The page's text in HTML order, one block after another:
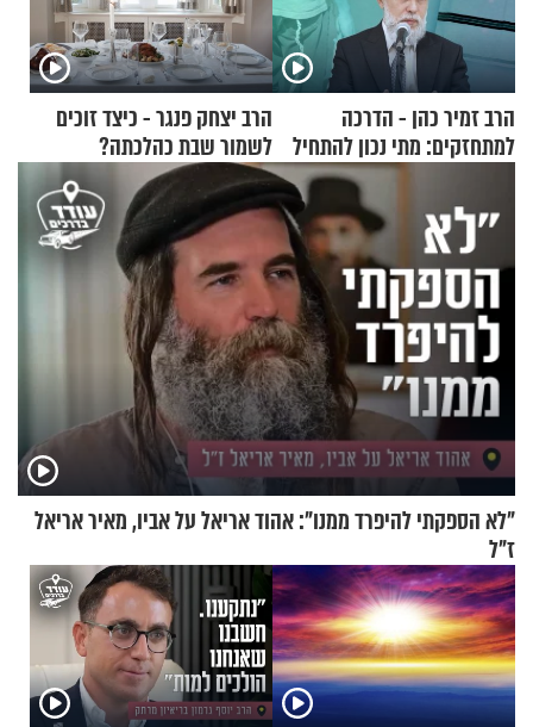
הרב זמיר כהן - הדרכה
למתחזקים: מתי נכון להתחיל
עם לבישת הציצית?
הרב יצחק פנגר - כיצד זוכים
לשמור שבת כהלכתה?
"לא הספקתי להיפרד ממנו": אהוד אריאל על אביו, מאיר אריאל
ז"ל